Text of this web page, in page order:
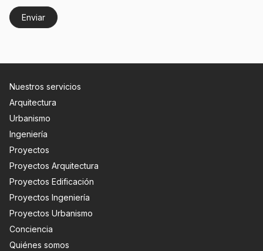
Nuestros servicios
Arquitectura
Urbanismo
Ingeniería
Proyectos
Proyectos Arquitectura
Proyectos Edificación
Proyectos Ingeniería
Proyectos Urbanismo
Conciencia
Quiénes somos